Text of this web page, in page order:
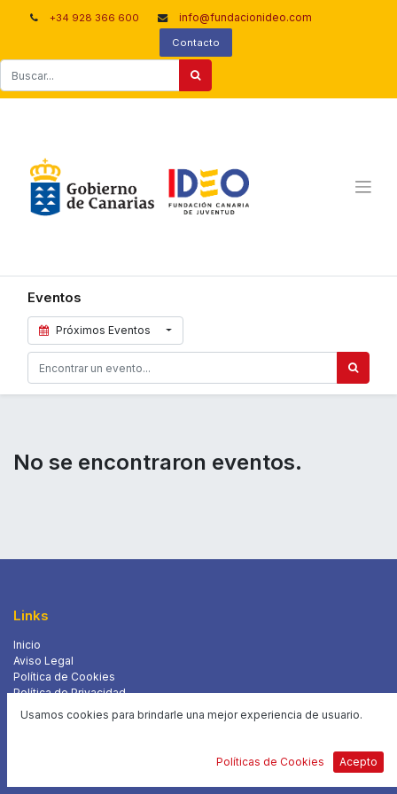
+34 928 366 600 info@fundacionideo.com
Contacto
Eventos
Próximos Eventos
No se encontraron eventos.
Links
Inicio
Aviso Legal
Política de Cookies
Política de Privacidad
Perfil Contratante
Usamos cookies para brindarle una mejor experiencia de usuario.
Políticas de Cookies Acepto